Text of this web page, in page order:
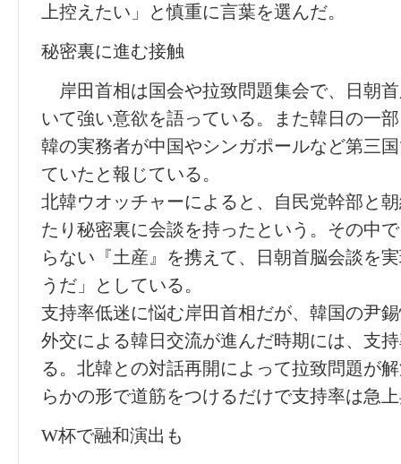
上控えたい」と慎重に言葉を選んだ。
秘密裏に進む接触
岸田首相は国会や拉致問題集会で、日朝
いて強い意欲を語っている。また韓日の一
韓の実務者が中国やシンガポールなど第三
ていたと報じている。
北韓ウオッチャーによると、自民党幹部と
たり秘密裏に会談を持ったという。その中
らない『土産』を携えて、日朝首脳会談を
うだ」としている。
支持率低迷に悩む岸田首相だが、韓国の尹
外交による韓日交流が進んだ時期には、支
る。北韓との対話再開によって拉致問題が
らかの形で道筋をつけるだけで支持率は急
W杯で融和演出も